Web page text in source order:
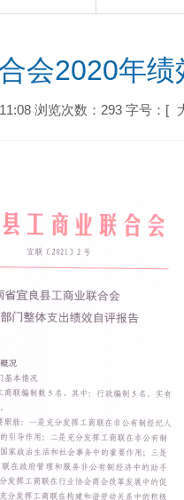
会2020年绩
浏览次数：293 字号：[